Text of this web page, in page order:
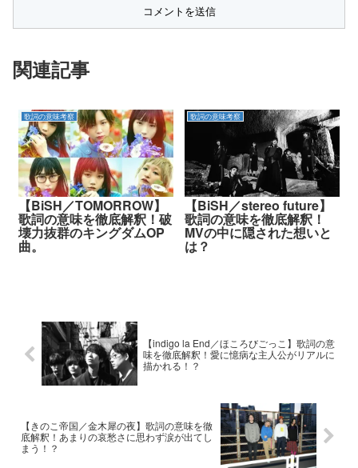
関連記事
歌詞の意味考察
【BiSH／TOMORROW】
歌詞の意味を徹底解釈！破
壊力抜群のキングダムOP
曲。
歌詞の意味考察
【BiSH／stereo future】
歌詞の意味を徹底解釈！
MVの中に隠された想いと
は？
【indigo la End／ほころびごっこ】歌詞の意
味を徹底解釈！愛に憶病な主人公がリアルに
描かれる！？
【きのこ帝国／金木犀の夜】歌詞の意味を徹
底解釈！あまりの哀愁さに思わず涙が出てし
まう！？